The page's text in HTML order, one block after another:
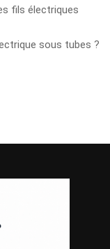
fils électriques
sous tubes ?